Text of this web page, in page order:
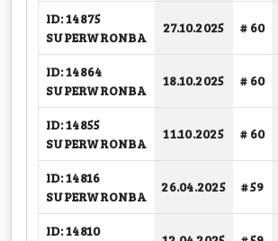
ID: 14875
SUPERWRONBA
27.10.2025 # 60
ID: 14864
SUPERWRONBA
18.10.2025 # 60
ID: 14855
SUPERWRONBA
11.10.2025 # 60
ID: 14816
SUPERWRONBA
26.04.2025 # 59
ID: 14810